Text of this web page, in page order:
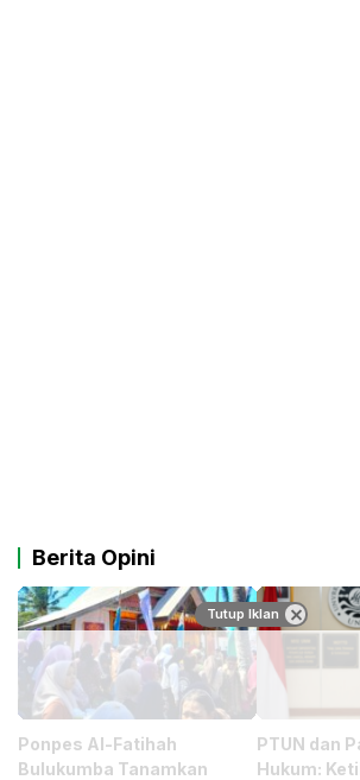
Berita Opini
Ponpes Al-Fatihah
Bulukumba Tanamkan
PTUN dan
Hukum:
Tutup Iklan